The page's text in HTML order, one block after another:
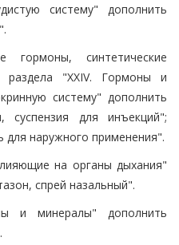
систему" дополнить
гормоны, синтетические
раздела "XXIV. Гормоны и
систему" дополнить
суспензия для инъекций";
для наружного применения".
на органы дыхания"
спрей назальный".
и минералы" дополнить